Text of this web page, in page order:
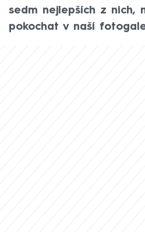
sedm nejlepších z nich,
pokochat v naší